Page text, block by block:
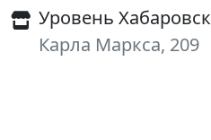
Уровень Хабаровск
Карла Маркса, 209